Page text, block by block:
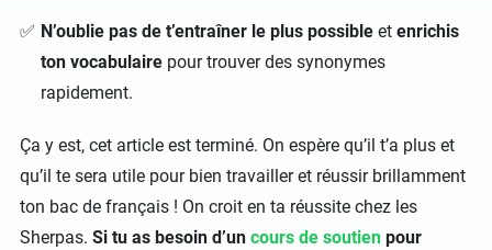
N’oublie pas de t’entraîner le plus possible et enrichis
ton vocabulaire pour trouver des synonymes
rapidement.
Ça y est, cet article est terminé. On espère qu’il t’a plus et
qu’il te sera utile pour bien travailler et réussir brillamment
ton bac de français ! On croit en ta réussite chez les
Sherpas. Si tu as besoin d’un cours de soutien pour